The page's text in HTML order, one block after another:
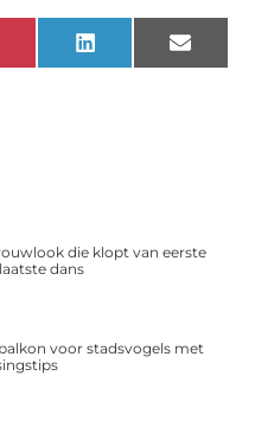
LinkedIn Email
die klopt van eerste
dans
voor stadsvogels met